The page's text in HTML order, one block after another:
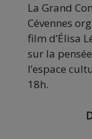
La Grand
Cévennes
film d’Élisa
sur la
l’espace
18h.